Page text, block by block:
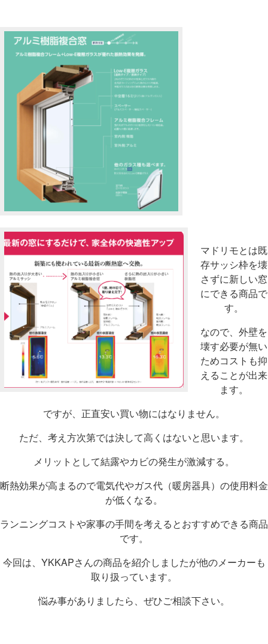
マドリモとは既
存サッシ枠を壊
さずに新しい窓
にできる商品で
す。
なので、外壁を
壊す必要が無い
ためコストも抑
えることが出来
ます。
ですが、正直安い買い物にはなりません。
ただ、考え方次第では決して高くはないと思います。
メリットとして結露やカビの発生が激減する。
断熱効果が高まるので電気代やガス代（暖房器具）の使用料金
が低くなる。
ランニングコストや家事の手間を考えるとおすすめできる商品
です。
今回は、YKKAPさんの商品を紹介しましたが他のメーカーも
取り扱っています。
悩み事がありましたら、ぜひご相談下さい。